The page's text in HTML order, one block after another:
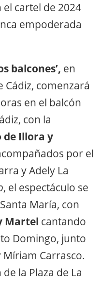
cartel de 2024
empoderada
balcones’, en
Cádiz, comenzará
en el balcón
con la
Illora y
por el
y Adely La
, el espectáculo se
María, con
Martel cantando
Domingo, junto
Míriam Carrasco.
la Plaza de La